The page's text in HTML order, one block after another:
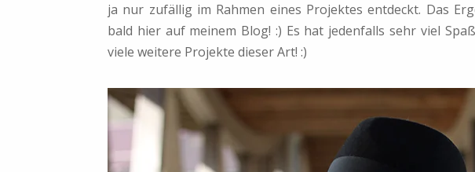
ja nur zufällig im Rahmen eines Projektes entdeckt. Das
bald hier auf meinem Blog! :) Es hat jedenfalls sehr viel
viele weitere Projekte dieser Art! :)